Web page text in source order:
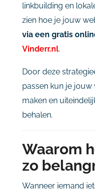
linkbuilding en
zien hoe je jouw
via een gratis
Vinderr.nl.
Door deze
passen kun je jouw
maken en
behalen.
Waarom
zo
Wanneer iemand